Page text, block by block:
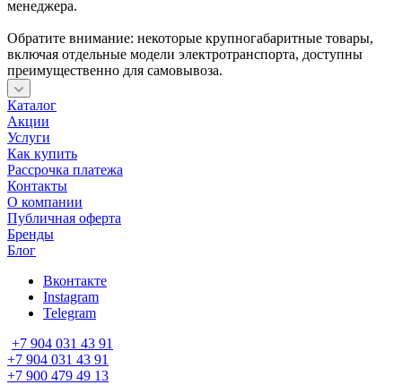
менеджера.
Обратите внимание: некоторые крупногабаритные товары,
включая отдельные модели электротранспорта, доступны
преимущественно для самовывоза.
Каталог
Акции
Услуги
Как купить
Рассрочка платежа
Контакты
О компании
Публичная оферта
Бренды
Блог
Вконтакте
Instagram
Telegram
+7 904 031 43 91
+7 904 031 43 91
+7 900 479 49 13